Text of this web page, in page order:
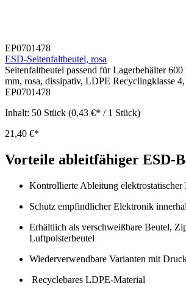
EP0701478
ESD-Seitenfaltbeutel, rosa
Seitenfaltbeutel passend für Lagerbehälter
mm, rosa, dissipativ, LDPE Recyclingklasse
EP0701478
Inhalt: 50 Stück (0,43 €* / 1 Stück)
21,40 €*
Vorteile ableitfähiger ESD-
Kontrollierte Ableitung elektrostatischer
Schutz empfindlicher Elektronik
Erhältlich als verschweißbare Beutel,
Luftpolsterbeutel
Wiederverwendbare Varianten mit
Recyclebares LDPE-Material